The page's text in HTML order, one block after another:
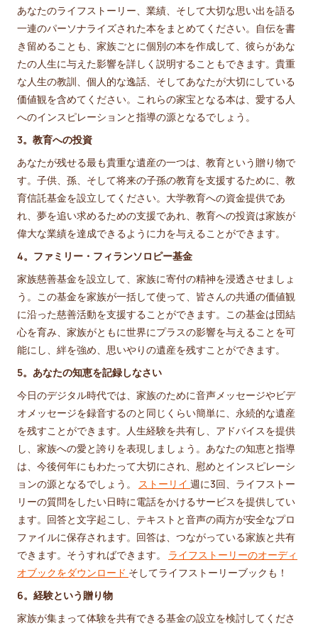
あなたのライフストーリー、業績、そして大切な思い出を語る
一連のパーソナライズされた本をまとめてください。自伝を書
き留めることも、家族ごとに個別の本を作成して、彼らがあな
たの人生に与えた影響を詳しく説明することもできます。貴重
な人生の教訓、個人的な逸話、そしてあなたが大切にしている
価値観を含めてください。これらの家宝となる本は、愛する人
へのインスピレーションと指導の源となるでしょう。
3。教育への投資
あなたが残せる最も貴重な遺産の一つは、教育という贈り物で
す。子供、孫、そして将来の子孫の教育を支援するために、教
育信託基金を設立してください。大学教育への資金提供であ
れ、夢を追い求めるための支援であれ、教育への投資は家族が
偉大な業績を達成できるように力を与えることができます。
4。ファミリー・フィランソロピー基金
家族慈善基金を設立して、家族に寄付の精神を浸透させましょ
う。この基金を家族が一括して使って、皆さんの共通の価値観
に沿った慈善活動を支援することができます。この基金は団結
心を育み、家族がともに世界にプラスの影響を与えることを可
能にし、絆を強め、思いやりの遺産を残すことができます。
5。あなたの知恵を記録しなさい
今日のデジタル時代では、家族のために音声メッセージやビデ
オメッセージを録音するのと同じくらい簡単に、永続的な遺産
を残すことができます。人生経験を共有し、アドバイスを提供
し、家族への愛と誇りを表現しましょう。あなたの知恵と指導
は、今後何年にもわたって大切にされ、慰めとインスピレーシ
ョンの源となるでしょう。 ストーリイ 週に3回、ライフストー
リーの質問をしたい日時に電話をかけるサービスを提供してい
ます。回答と文字起こし、テキストと音声の両方が安全なプロ
ファイルに保存されます。回答は、つながっている家族と共有
できます。そうすればできます。 ライフストーリーのオーディ
オブックをダウンロード そしてライフストーリーブックも！
6。経験という贈り物
家族が集まって体験を共有できる基金の設立を検討してくださ